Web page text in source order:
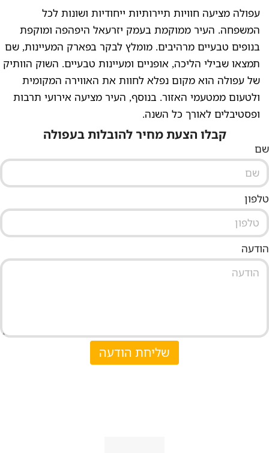
עפולה מציעה חוויות תיירותיות ייחודיות ושונות לכל
המשפחה. העיר ממוקמת בעמק יזרעאל היפהפה ומוקפת
בנופים טבעיים מרהיבים. מומלץ לבקר בפארק המעיינות, שם
תמצאו שבילי הליכה, אופניים ומעיינות טבעיים. השוק הוותיק
של עפולה הוא מקום נפלא לחוות את האווירה המקומית
ולטעום ממטעמי האזור. בנוסף, העיר מציעה אירועי תרבות
ופסטיבלים לאורך כל השנה.
קבלו הצעת מחיר להובלות בעפולה
שם
טלפון
הודעה
שליחת הודעה